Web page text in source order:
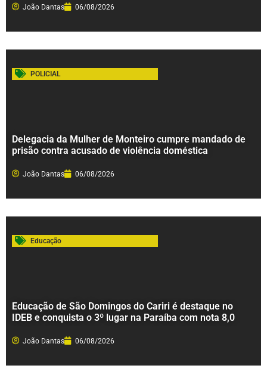
João Dantas 06/08/2026
POLICIAL
Delegacia da Mulher de Monteiro cumpre mandado de
prisão contra acusado de violência doméstica
João Dantas 06/08/2026
Educação
Educação de São Domingos do Cariri é destaque no
IDEB e conquista o 3º lugar na Paraíba com nota 8,0
João Dantas 06/08/2026